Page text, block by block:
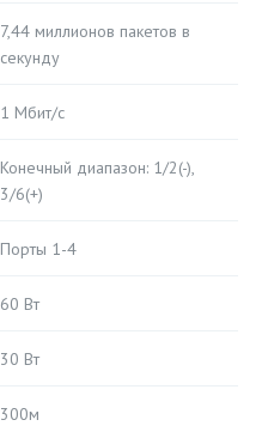
7,44 миллионов пакетов в
секунду
1 Мбит/с
Конечный диапазон: 1/2(-),
3/6(+)
Порты 1-4
60 Вт
30 Вт
300м